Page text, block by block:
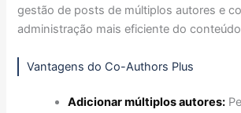
gestão de posts de múltiplos autores e
administração mais eficiente do
Vantagens do Co-Authors Plus
Adicionar múltiplos autores: